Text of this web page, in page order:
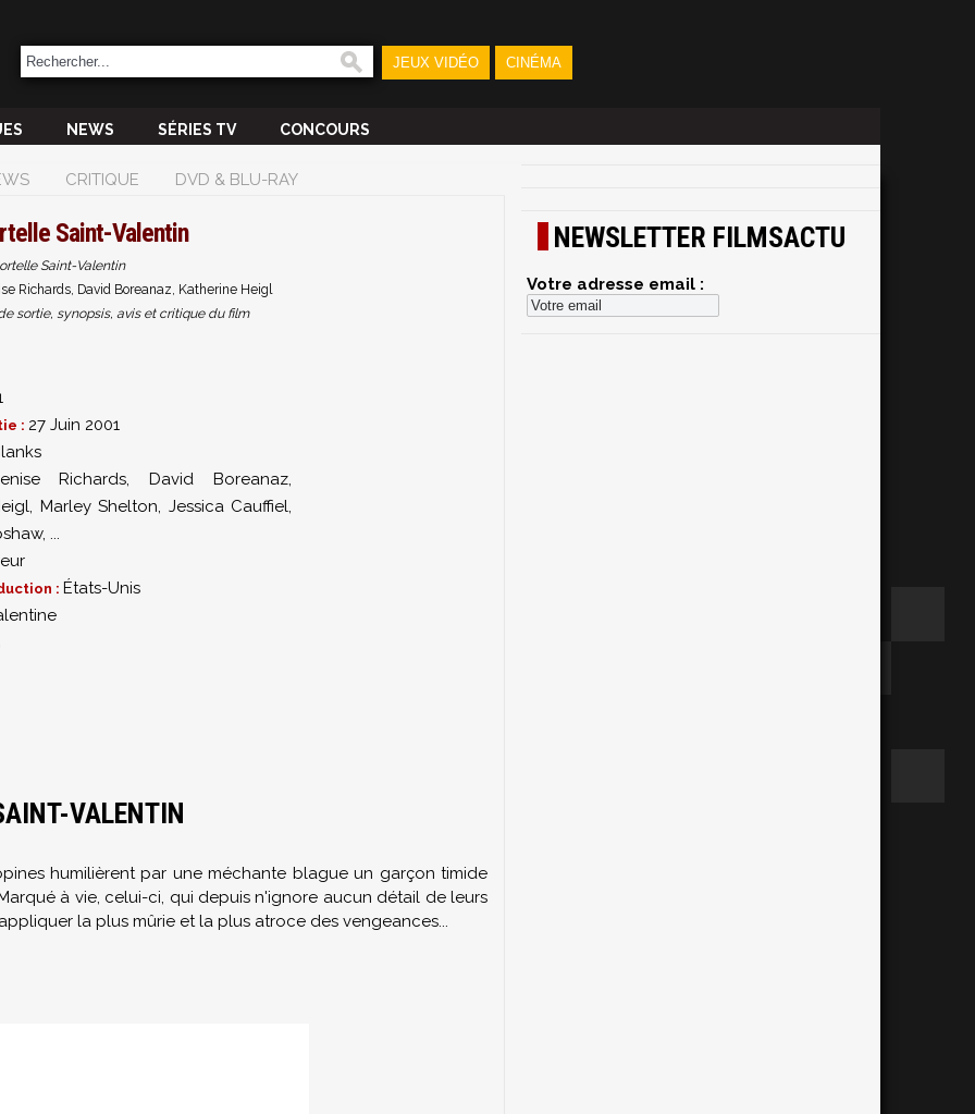
JEUX VIDÉO CINÉMA
NEWS SÉRIES TV CONCOURS
CRITIQUE DVD & BLU-RAY
Saint-Valentin
Saint-Valentin
Richards, David Boreanaz, Katherine Heigl
sortie, synopsis, avis et critique du film
: 27 Juin 2001
Richards,David Boreanaz,
, Marley Shelton, Jessica Cauffiel,
, ...
: États-Unis
VALENTIN
humilièrent par une méchante blague un garçon timide
à vie, celui-ci, qui depuis n'ignore aucun détail de leurs
la plus mûrie et la plus atroce des vengeances...
NEWSLETTER FILMSACTU
Votre adresse email :